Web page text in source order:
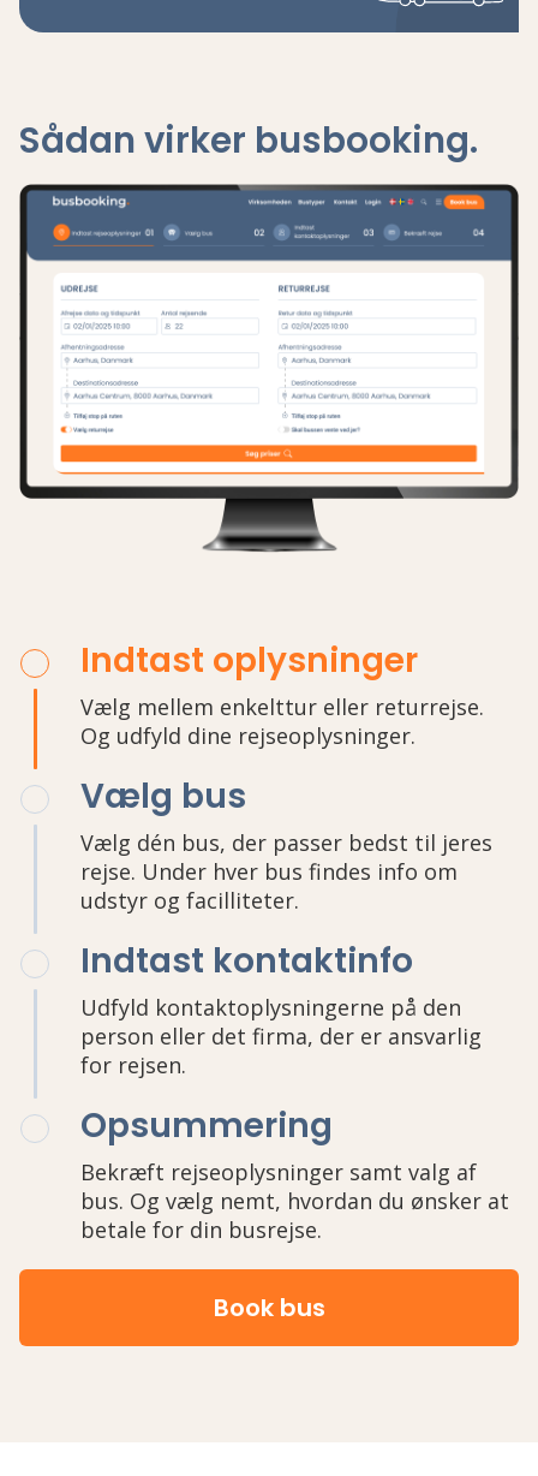
Sådan virker busbooking.
Indtast oplysninger
Vælg mellem enkelttur eller returrejse.
Og udfyld dine rejseoplysninger.
Vælg bus
Vælg dén bus, der passer bedst til jeres
rejse. Under hver bus findes info om
udstyr og facilliteter.
Indtast kontaktinfo
Udfyld kontaktoplysningerne på den
person eller det firma, der er ansvarlig
for rejsen.
Opsummering
Bekræft rejseoplysninger samt valg af
bus. Og vælg nemt, hvordan du ønsker at
betale for din busrejse.
Book bus